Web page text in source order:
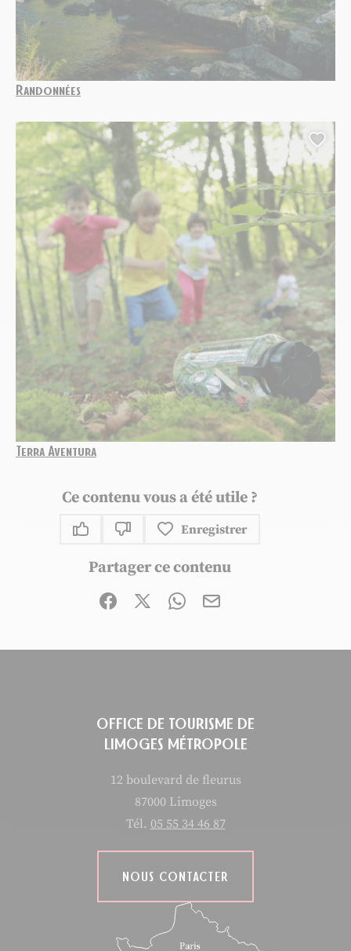
Randonnées
Terra Aventura
Ce contenu vous a été utile ?
Enregistrer
Partager ce contenu
Partager sur Facebook (nouvelle fenêtre)
Partager sur X / Twitter (nouvelle
Partager sur WhatsApp
Partager par mail
OFFICE DE TOURISME DE
LIMOGES MÉTROPOLE
12 boulevard de fleurus
87000 Limoges
Tél. 05 55 34 46 87
NOUS CONTACTER